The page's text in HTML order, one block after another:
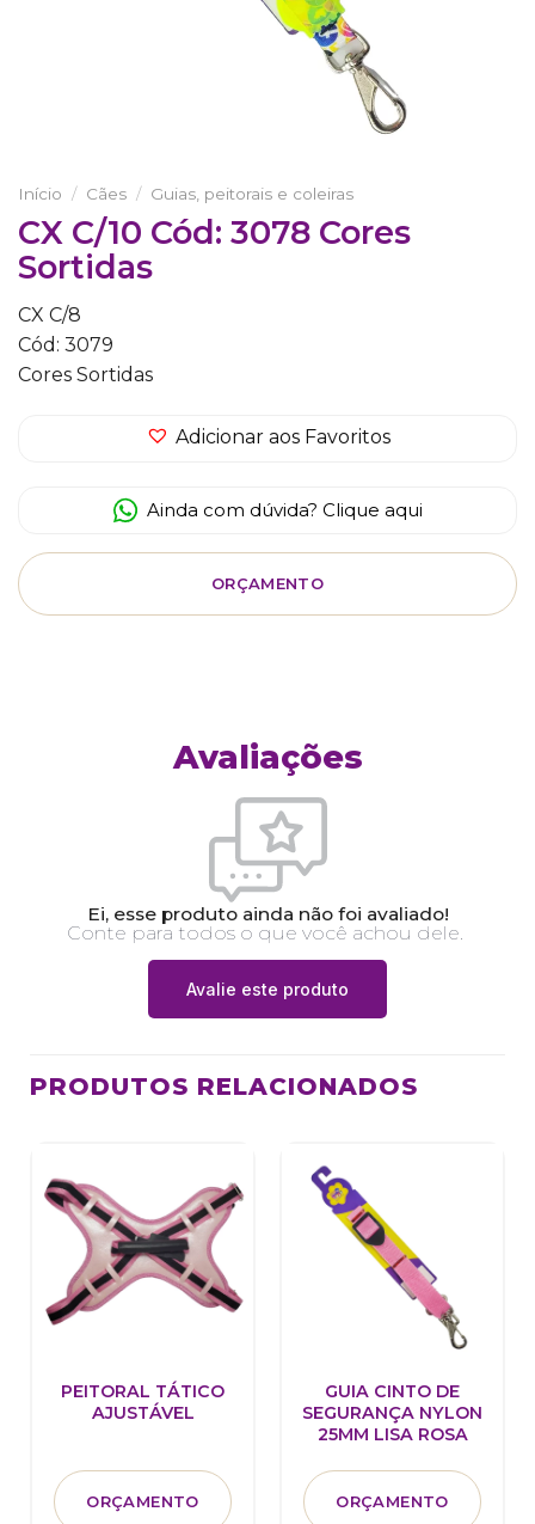
Início / Cães / Guias, peitorais e coleiras
CX C/10 Cód: 3078 Cores
Sortidas
CX C/8
Cód: 3079
Cores Sortidas
Adicionar aos Favoritos
Ainda com dúvida? Clique aqui
ORÇAMENTO
Avaliações
Ei, esse produto ainda não foi avaliado!
Conte para todos o que você achou dele.
Avalie este produto
PRODUTOS RELACIONADOS
PEITORAL TÁTICO
AJUSTÁVEL
ORÇAMENTO
GUIA CINTO DE
SEGURANÇA NYLON
25MM LISA ROSA
ORÇAMENTO